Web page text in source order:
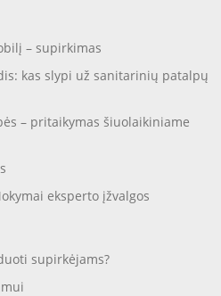
– supirkimas
kas slypi už sanitarinių patalpų
– pritaikymas šiuolaikiniame
eksperto įžvalgos
supirkėjams?